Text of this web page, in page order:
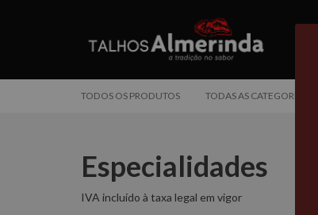
TODOS OS PRODUTOS TODAS AS CATEGORIAS
Especialidades
Especialidades
IVA incluído à taxa legal em vigor